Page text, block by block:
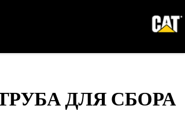
ДЛЯ СБОРА